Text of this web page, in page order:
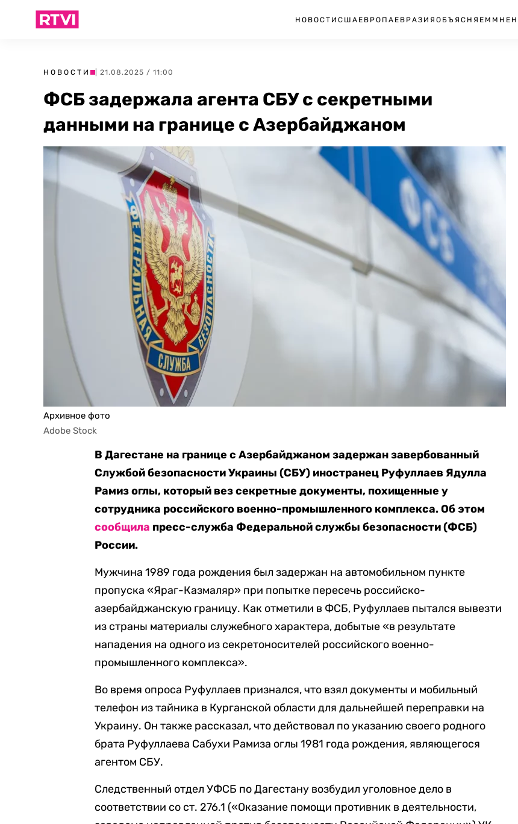
НОВОСТИ США ЕВРОПА ЕВРАЗИЯ ОБЪЯСНЯЕМ
НОВОСТИ | 21.08.2025 / 11:00
ФСБ задержала агента СБУ с секретными
данными на границе с Азербайджаном
Архивное фото
Adobe Stock
В Дагестане на границе с Азербайджаном задержан завербованный
Службой безопасности Украины (СБУ) иностранец Руфуллаев Ядулла
Рамиз оглы, который вез секретные документы, похищенные у
сотрудника российского военно-промышленного комплекса. Об этом
сообщила пресс-служба Федеральной службы безопасности (ФСБ)
России.
Мужчина 1989 года рождения был задержан на автомобильном пункте
пропуска «Яраг-Казмаляр» при попытке пересечь российско-
азербайджанскую границу. Как отметили в ФСБ, Руфуллаев пытался вывезти
из страны материалы служебного характера, добытые «в результате
нападения на одного из секретоносителей российского военно-
промышленного комплекса».
Во время опроса Руфуллаев признался, что взял документы и мобильный
телефон из тайника в Курганской области для дальнейшей переправки на
Украину. Он также рассказал, что действовал по указанию своего родного
брата Руфуллаева Сабухи Рамиза оглы 1981 года рождения, являющегося
агентом СБУ.
Следственный отдел УФСБ по Дагестану возбудил уголовное дело в
соответствии со ст. 276.1 («Оказание помощи противник в деятельности,